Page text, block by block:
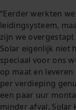
“Eerder werkten
leidingsysteem,
zijn we
Solar eigenlijk niet
speciaal voor ons
op maat en
per verdieping
een paar uur
minder afval. Solar